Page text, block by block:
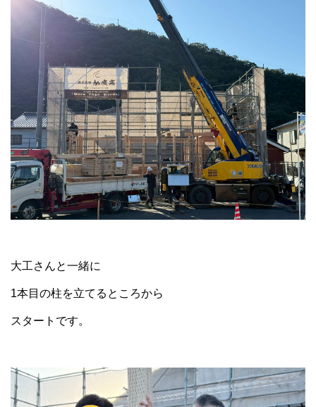
大工さんと一緒に
1本目の柱を立てるところから
スタートです。